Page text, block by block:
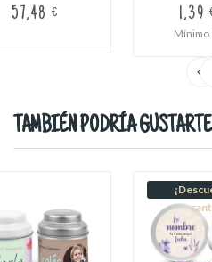
57,48 € 1,39
Mínimo
TAMBIÉN PODRÍA GUSTARTE